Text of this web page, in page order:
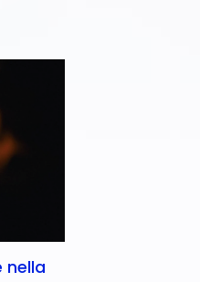
nella